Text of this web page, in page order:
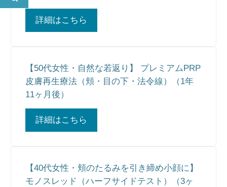
詳細はこちら
【50代女性・自然な若返り】 プレミアムPRP
皮膚再生療法（頬・目の下・法令線）（1年
11ヶ月後）
詳細はこちら
【40代女性・頬のたるみを引き締め小顔に】
モノスレッド（ハーフサイドテスト）（3ヶ